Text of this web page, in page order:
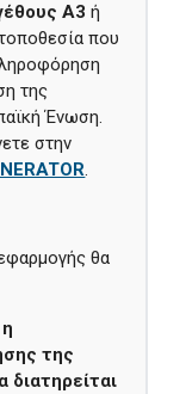
Α3 ή
που
της
Ένωση.
στην
.
θα
της